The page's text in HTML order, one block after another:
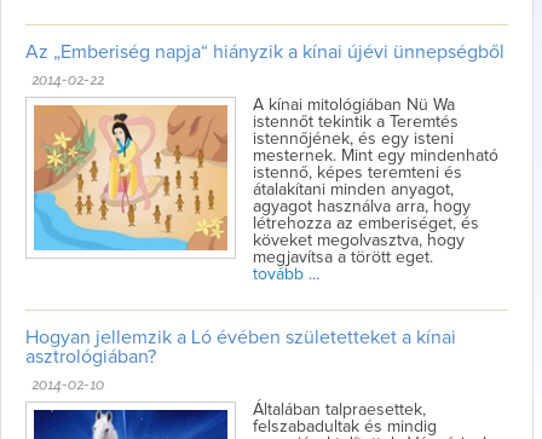
Az „Emberiség napja“ hiányzik a kínai újévi ünnepségből
2014-02-22
A kínai mitológiában Nü Wa
istennőt tekintik a Teremtés
istennőjének, és egy isteni
mesternek. Mint egy mindenható
istennő, képes teremteni és
átalakítani minden anyagot,
agyagot használva arra, hogy
létrehozza az emberiséget, és
köveket megolvasztva, hogy
megjavítsa a törött eget.
tovább ...
Hogyan jellemzik a Ló évében születetteket a kínai
asztrológiában?
2014-02-10
Általában talpraesettek,
felszabadultak és mindig